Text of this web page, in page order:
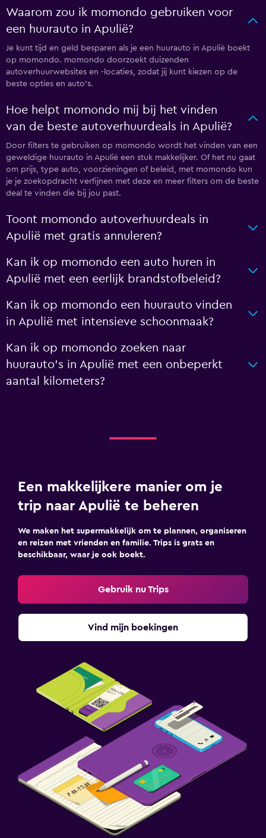
Waarom zou ik momondo gebruiken voor
een huurauto in Apulië?
Je kunt tijd en geld besparen als je een huurauto in Apulië boekt
op momondo. momondo doorzoekt duizenden
autoverhuurwebsites en -locaties, zodat jij kunt kiezen op de
beste opties en auto's.
Hoe helpt momondo mij bij het vinden
van de beste autoverhuurdeals in Apulië?
Door filters te gebruiken op momondo wordt het vinden van een
geweldige huurauto in Apulië een stuk makkelijker. Of het nu gaat
om prijs, type auto, voorzieningen of beleid, met momondo kun
je je zoekopdracht verfijnen met deze en meer filters om de beste
deal te vinden die bij jou past.
Toont momondo autoverhuurdeals in
Apulië met gratis annuleren?
Kan ik op momondo een auto huren in
Apulië met een eerlijk brandstofbeleid?
Kan ik op momondo een huurauto vinden
in Apulië met intensieve schoonmaak?
Kan ik op momondo zoeken naar
huurauto's in Apulië met een onbeperkt
aantal kilometers?
Een makkelijkere manier om je
trip naar Apulië te beheren
We maken het supermakkelijk om te plannen, organiseren
en reizen met vrienden en familie. Trips is grats en
beschikbaar, waar je ook boekt.
Gebruik nu Trips
Vind mijn boekingen